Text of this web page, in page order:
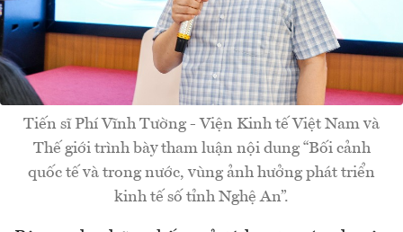
Tiến sĩ Phí Vĩnh Tường - Viện Kinh tế Việt Nam và
Thế giới trình bày tham luận nội dung “Bối cảnh
quốc tế và trong nước, vùng ảnh hưởng phát triển
kinh tế số tỉnh Nghệ An”.